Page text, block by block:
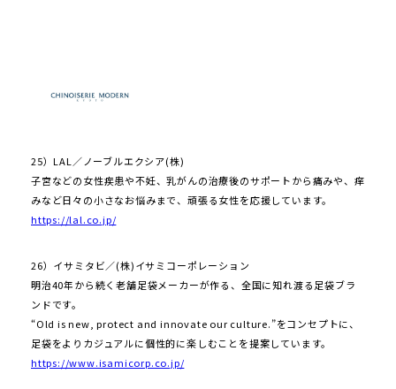
25）LAL／ノーブルエクシア(株)
子宮などの女性疾患や不妊、乳がんの治療後のサポートから痛みや、痒
みなど日々の小さなお悩みまで、頑張る女性を応援しています。
https://lal.co.jp/
26）イサミタビ／(株)イサミコーポレーション
明治40年から続く老舗足袋メーカーが作る、全国に知れ渡る足袋ブラ
ンドです。
“Old is new, protect and innovate our culture.”をコンセプトに、
足袋をよりカジュアルに個性的に楽しむことを提案しています。
https://www.isamicorp.co.jp/